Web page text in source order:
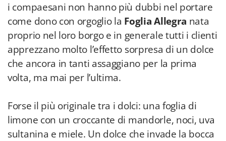
i compaesani non hanno più dubbi nel portare
come dono con orgoglio la Foglia Allegra nata
proprio nel loro borgo e in generale tutti i clienti
apprezzano molto l’effetto sorpresa di un dolce
che ancora in tanti assaggiano per la prima
volta, ma mai per l’ultima.
Forse il più originale tra i dolci: una foglia di
limone con un croccante di mandorle, noci, uva
sultanina e miele. Un dolce che invade la bocca